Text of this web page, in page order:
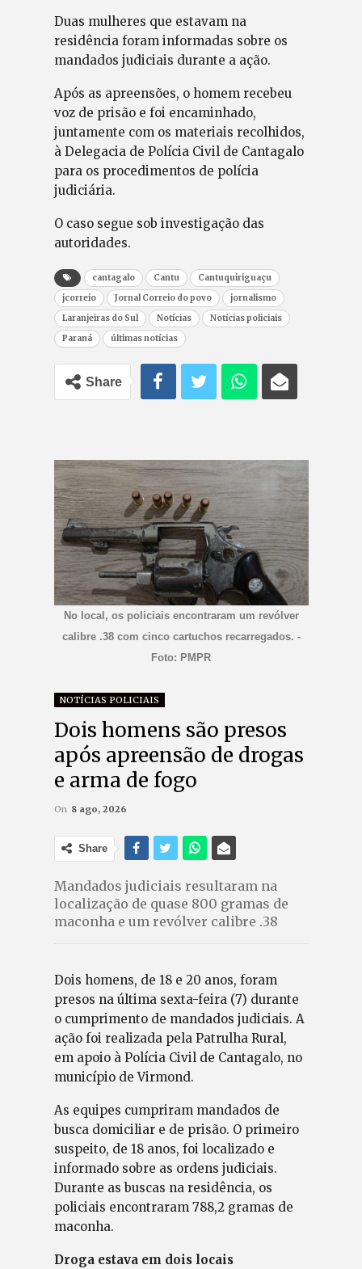
Duas mulheres que estavam na
residência foram informadas sobre os
mandados judiciais durante a ação.
Após as apreensões, o homem recebeu
voz de prisão e foi encaminhado,
juntamente com os materiais recolhidos,
à Delegacia de Polícia Civil de Cantagalo
para os procedimentos de polícia
judiciária.
O caso segue sob investigação das
autoridades.
cantagalo Cantu
Cantuquiriguaçu
jcorreio
Jornal Correio do povo
jornalismo
Laranjeiras do Sul
Notícias
Notícias policiais
Paraná
últimas notícias
Share
No local, os policiais encontraram um revólver
calibre .38 com cinco cartuchos recarregados. -
Foto: PMPR
NOTÍCIAS POLICIAIS
Dois homens são presos
após apreensão de drogas
e arma de fogo
On 8 ago, 2026
Share
Mandados judiciais resultaram na
localização de quase 800 gramas de
maconha e um revólver calibre .38
Dois homens, de 18 e 20 anos, foram
presos na última sexta-feira (7) durante
o cumprimento de mandados judiciais. A
ação foi realizada pela Patrulha Rural,
em apoio à Polícia Civil de Cantagalo, no
município de Virmond.
As equipes cumpriram mandados de
busca domiciliar e de prisão. O primeiro
suspeito, de 18 anos, foi localizado e
informado sobre as ordens judiciais.
Durante as buscas na residência, os
policiais encontraram 788,2 gramas de
maconha.
Droga estava em dois locais